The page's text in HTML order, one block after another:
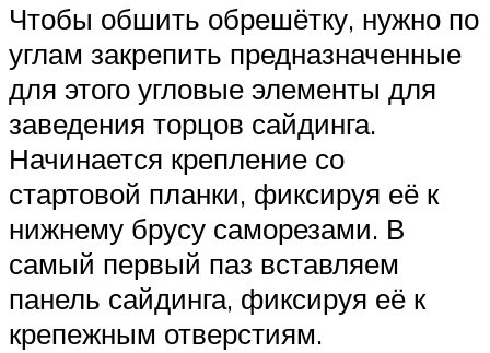
Чтобы обшить обрешётку, нужно по
углам закрепить предназначенные
для этого угловые элементы для
заведения торцов сайдинга.
Начинается крепление со
стартовой планки, фиксируя её к
нижнему брусу саморезами. В
самый первый паз вставляем
панель сайдинга, фиксируя её к
крепежным отверстиям.